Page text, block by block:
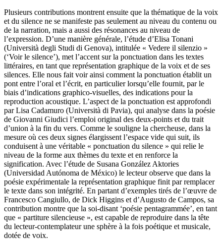
Plusieurs contributions montrent ensuite que la thématique de la voix
et du silence ne se manifeste pas seulement au niveau du contenu ou
de la narration, mais a aussi des résonances au niveau de
l’expression. D’une manière générale, l’étude d’Elisa Tonani
(Università degli Studi di Genova), intitulée « Vedere il silenzio »
(‘Voir le silence’), met l’accent sur la ponctuation dans les textes
littéraires, en tant que représentation graphique de la voix et de ses
silences. Elle nous fait voir ainsi comment la ponctuation établit un
pont entre l’oral et l’écrit, en particulier lorsqu’elle fournit, par le
biais d’indications graphico-visuelles, des indications pour la
reproduction acoustique. L’aspect de la ponctuation est approfondi
par Lisa Cadamuro (Università di Pavia), qui analyse dans la poésie
de Giovanni Giudici l’emploi original des deux-points et du trait
d’union à la fin du vers. Comme le souligne la chercheuse, dans la
mesure où ces deux signes élargissent l’espace vide qui suit, ils
conduisent à une véritable « ponctuation du silence » qui relie le
niveau de la forme aux thèmes du texte et en renforce la
signification. Avec l’étude de Susana González Aktories
(Universidad Autónoma de México) le lecteur observe que dans la
poésie expérimentale la représentation graphique finit par remplacer
le texte dans son intégrité. En partant d’exemples tirés de l’œuvre de
Francesco Cangiullo, de Dick Higgins et d’Augusto de Campos, sa
contribution montre que la soi-disant ‘poésie pentagrammée’, en tant
que « partiture silencieuse », est capable de reproduire dans la tête
du lecteur-contemplateur une sphère à la fois poétique et musicale,
dotée de voix.